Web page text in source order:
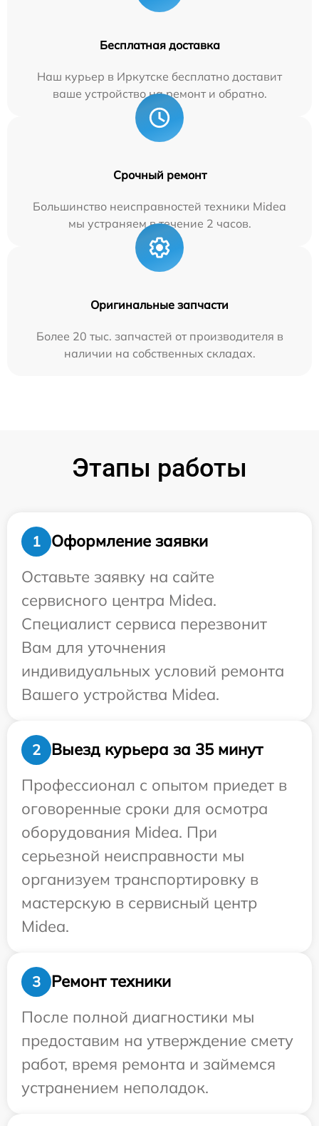
Бесплатная доставка
Наш курьер в Иркутске бесплатно доставит
ваше устройство на ремонт и обратно.
Срочный ремонт
Большинство неисправностей техники Midea
мы устраняем в течение 2 часов.
Оригинальные запчасти
Более 20 тыс. запчастей от производителя в
наличии на собственных складах.
Этапы работы
1
Оформление заявки
Оставьте заявку на сайте
сервисного центра Midea.
Специалист сервиса перезвонит
Вам для уточнения
индивидуальных условий ремонта
Вашего устройства Midea.
2
Выезд курьера за 35 минут
Профессионал с опытом приедет в
оговоренные сроки для осмотра
оборудования Midea. При
серьезной неисправности мы
организуем транспортировку в
мастерскую в сервисный центр
Midea.
3
Ремонт техники
После полной диагностики мы
предоставим на утверждение смету
работ, время ремонта и займемся
устранением неполадок.